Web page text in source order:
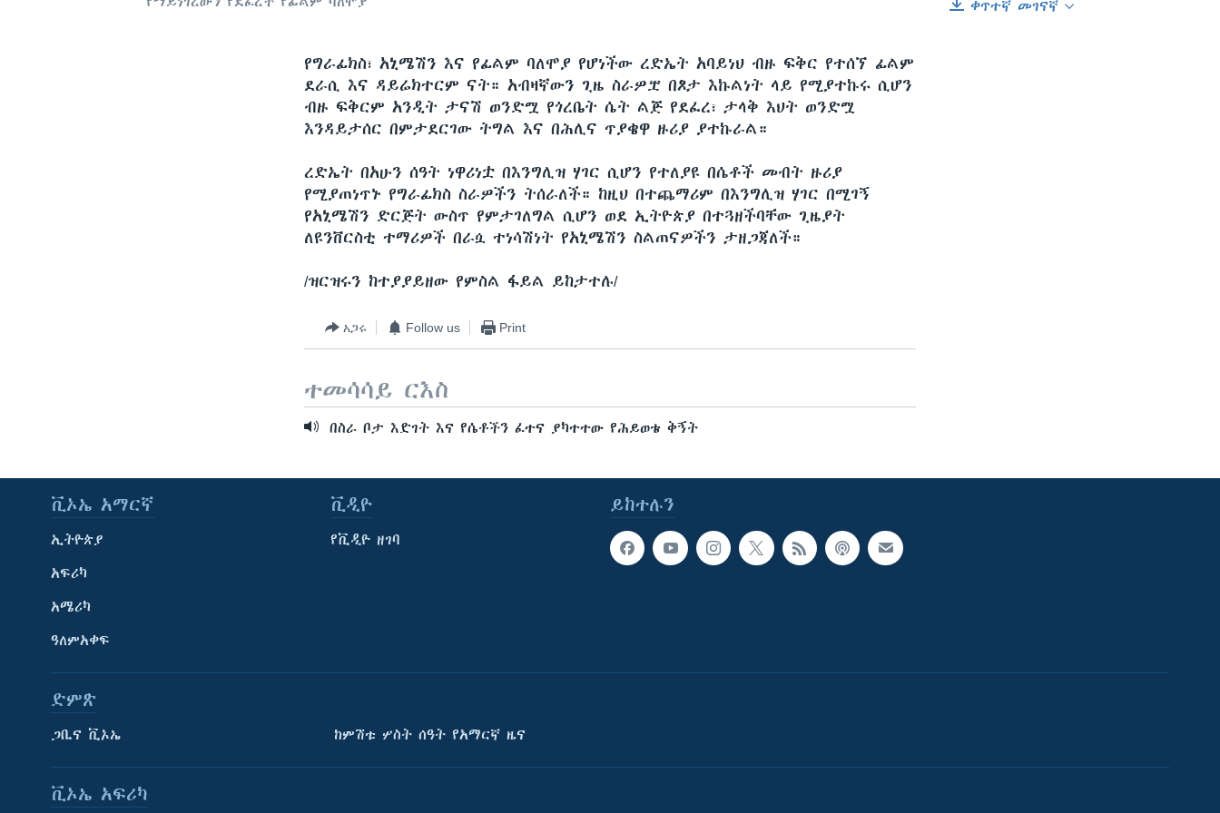
ቀጥተኛ መገናኛ
የግራፊክስ፣ አኒሜሽን እና የፊልም ባለሞያ የሆነችው ረድኤት አባይነህ ብዙ ፍቅር የተሰኘ ፊልም
ደራሲ እና ዳይሬክተርም ናት። አብዛኛውን ጊዜ ስራዎቿ በጾታ እኩልነት ላይ የሚያተኩሩ ሲሆን
ብዙ ፍቅርም አንዲት ታናሽ ወንድሟ የጎረቤት ሴት ልጅ የደፈረ፣ ታላቅ እህት ወንድሟ
እንዳይታሰር በምታደርገው ትግል እና በሕሊና ጥያቄዋ ዙሪያ ያተኩራል።
ረድኤት በአሁን ሰዓት ነዋሪነቷ በእንግሊዝ ሃገር ሲሆን የተለያዩ በሴቶች መብት ዙሪያ
የሚያጠነጥኑ የግራፊክስ ስራዎችን ትሰራለች። ከዚህ በተጨማሪም በእንግሊዝ ሃገር በሚገኝ
የአኒሜሽን ድርጅት ውስጥ የምታገለግል ሲሆን ወደ ኢትዮጵያ በተጓዘችባቸው ጊዜያት
ለዩንቨርስቲ ተማሪዎች በራሷ ተነሳሽነት የአኒሜሽን ስልጠናዎችን ታዘጋጃለች።
/ዝርዝሩን ከተያያይዘው የምስል ፋይል ይከታተሉ/
አጋሩ Follow us Print
ተመሳሳይ ርእስ
በስራ ቦታ እድገት እና የሴቶችን ፈተና ያካተተው የሕይወቴ ቅኝት
ይከተሉን
ቪኦኤ አማርኛ
ኢትዮጵያ
አፍሪካ
አሜሪካ
ዓለምአቀፍ
ቪዲዮ
የቪዲዮ ዘገባ
ድምጽ
ጋቢና ቪኦኤ ከምሽቱ ሦስት ሰዓት የአማርኛ ዜና
ቪኦኤ አፍሪካ